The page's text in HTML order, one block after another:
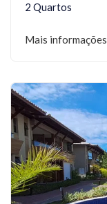
2 Quartos
Mais informações